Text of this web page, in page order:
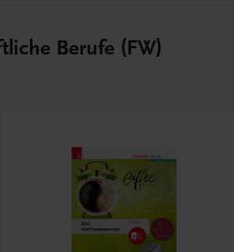
Berufe (FW)